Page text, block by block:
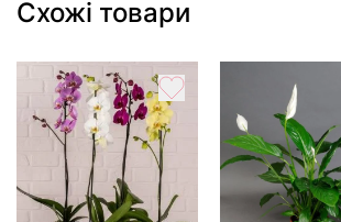
Схожі товари